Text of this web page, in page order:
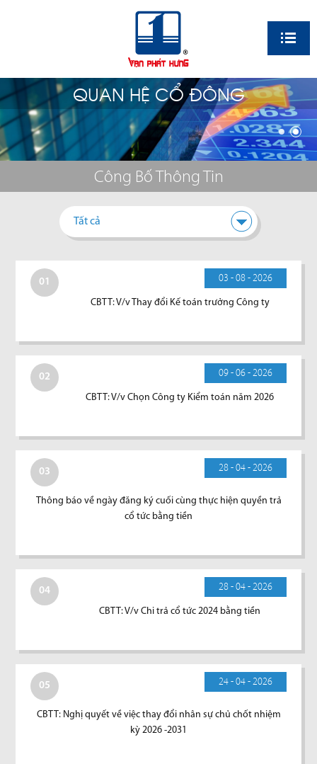
QUAN HỆ CỔ ĐÔNG
Công Bố Thông Tin
Tất cả
01 03 - 08 - 2026
CBTT: V/v Thay đổi Kế toán trưởng Công ty
02 09 - 06 - 2026
CBTT: V/v Chọn Công ty Kiểm toán năm 2026
03 28 - 04 - 2026
Thông báo về ngày đăng ký cuối cùng thực hiện quyền trả
cổ tức bằng tiền
04 28 - 04 - 2026
CBTT: V/v Chi trả cổ tức 2024 bằng tiền
05 24 - 04 - 2026
CBTT: Nghị quyết về việc thay đổi nhân sự chủ chốt nhiệm
kỳ 2026 -2031